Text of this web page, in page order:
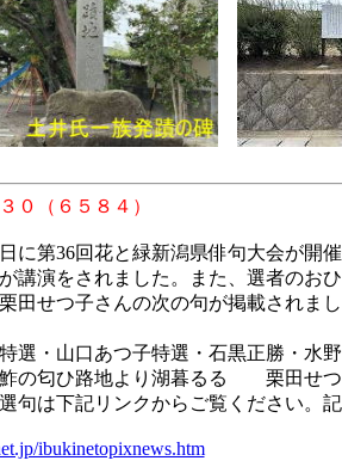
０（６５８４）
第36回花と緑新潟県俳句大会が開
講演をされました。また、選者のお
栗田せつ子さんの次の句が掲載
・山口あつ子特選・石黒正勝・水
ひ路地より湖暮るる 栗田せつ
句は下記リンクからご覧ください。
ibukinetopixnews.htm